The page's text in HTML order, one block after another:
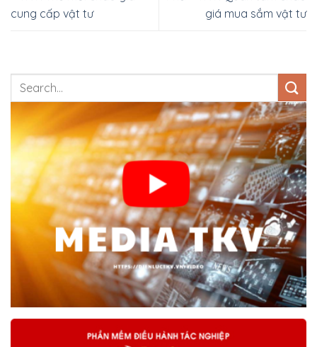
cung cấp vật tư
giá mua sắm vật tư